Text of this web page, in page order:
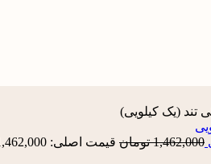
تند (یک کیلویی)
1,462,000 تومان قیمت اصلی: 1,462,000 تومان بود.